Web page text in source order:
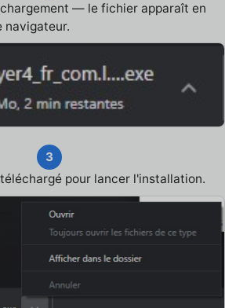
— le fichier apparaît en
navigateur.
3
téléchargé pour lancer l'installation.